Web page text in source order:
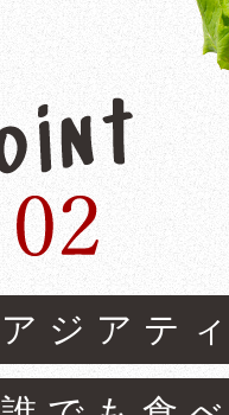
アジアテ